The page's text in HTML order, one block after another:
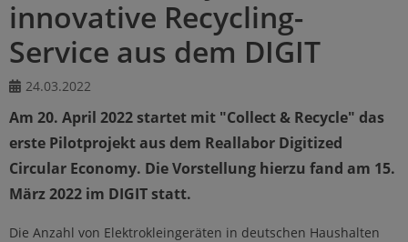
innovative Recycling-
Service aus dem DIGIT
24.03.2022
Am 20. April 2022 startet mit "Collect & Recycle" das
erste Pilotprojekt aus dem Reallabor Digitized
Circular Economy. Die Vorstellung hierzu fand am 15.
März 2022 im DIGIT statt.
Die Anzahl von Elektrokleingeräten in deutschen Haushalten